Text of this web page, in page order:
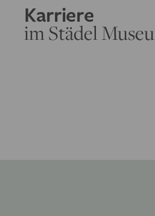
Karriere
im Städel